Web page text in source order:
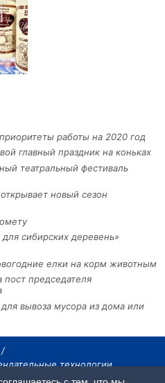
работы на 2020 год
главный праздник на коньках
театральный фестиваль
новый сезон
сибирских деревень»
елки на корм животным
председателя
вывоза мусора из дома или
технологии